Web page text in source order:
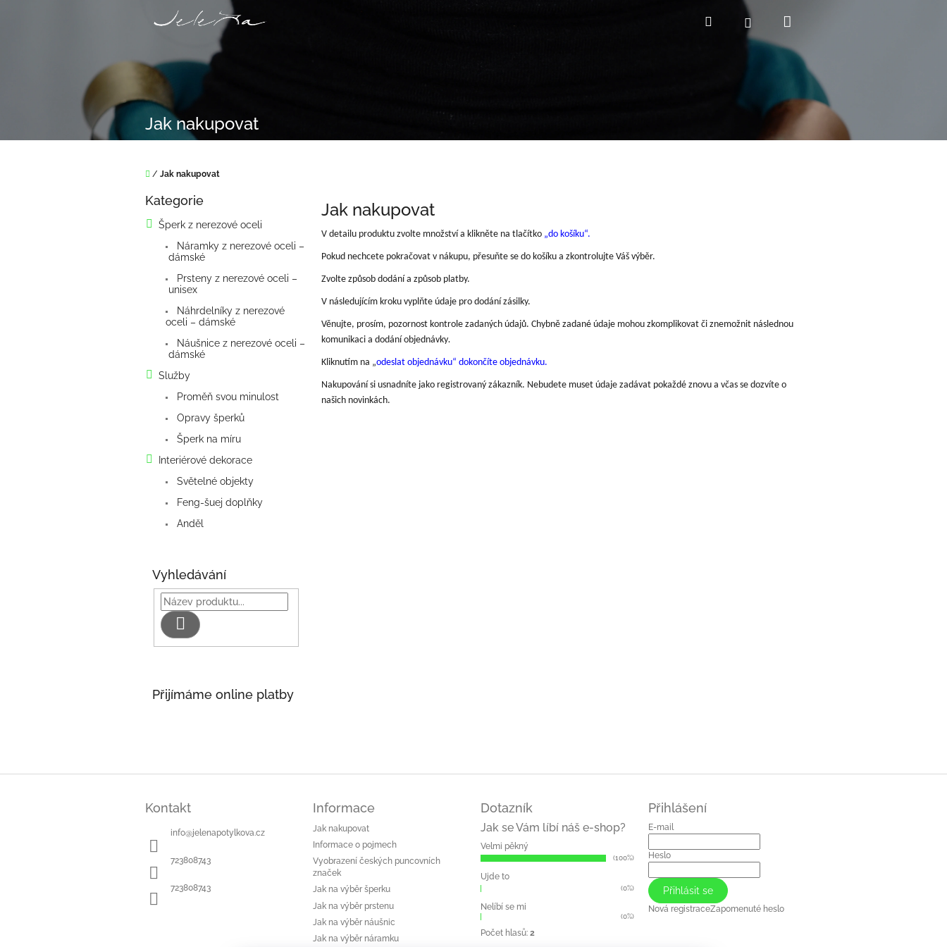
HledatPřihlášení
košík
Jak nakupovat
Domů
/ Jak nakupovat
Přeskočit
Kategorie
Šperk z nerezové oceli
Náramky z nerezové oceli –
dámské
Prsteny z nerezové oceli –
unisex
Náhrdelníky z nerezové
oceli – dámské
Náušnice z nerezové oceli –
dámské
Služby
Proměň svou minulost
Opravy šperků
Šperk na míru
Interiérové dekorace
Světelné objekty
Feng-šuej doplňky
Anděl
Vyhledávání
Hledat
Přijímáme online platby
Jak nakupovat
V detailu produktu zvolte množství a klikněte na tlačítko „do košíku“.
Pokud nechcete pokračovat v nákupu, přesuňte se do košíku a zkontrolujte Váš výběr.
Zvolte způsob dodání a způsob platby.
V následujícím kroku vyplňte údaje pro dodání zásilky.
Věnujte, prosím, pozornost kontrole zadaných údajů. Chybně zadané údaje mohou zkomplikovat či znemožnit následnou
komunikaci a dodání objednávky.
Kliknutím na „odeslat objednávku“ dokončíte objednávku.
Nakupování si usnadníte jako registrovaný zákazník. Nebudete muset údaje zadávat pokaždé znovu a včas se dozvíte o
našich novinkách.
Kontakt
info@jelenapotylkova.cz
723808743
723808743
Informace
Jak nakupovat
Informace o pojmech
Vyobrazení českých puncovních
značek
Jak na výběr šperku
Jak na výběr prstenu
Jak na výběr náušnic
Jak na výběr náramku
Dotazník
Jak se Vám líbí náš e-shop?
Velmi pěkný
(100%)
Ujde to
(0%)
Nelíbí se mi
(0%)
Počet hlasů: 2
Přihlášení
E-mail
Heslo
Přihlásit se
Nová registraceZapomenuté heslo